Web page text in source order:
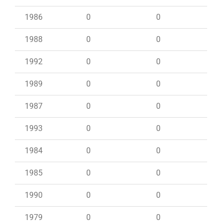
1986 0 0
1988 0 0
1992 0 0
1989 0 0
1987 0 0
1993 0 0
1984 0 0
1985 0 0
1990 0 0
1979 0 0